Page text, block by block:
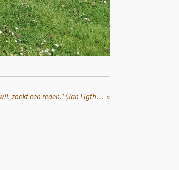
"Wie wil, zoekt een mogelijkheid. Wie niet wil, zoekt een reden." (Jan Ligthart) »